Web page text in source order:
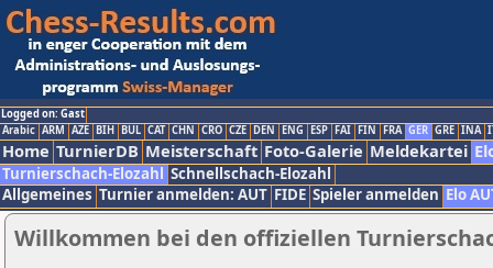
Logged on: Gast
Arabic ARM AZE BIH BUL CAT CHN CRO CZE DEN ENG ESP FAI FIN FRA GER GRE INA
Home TurnierDB Meisterschaft Foto-Galerie Meldekartei
Turnierschach-Elozahl Schnellschach-Elozahl
Allgemeines Turnier anmelden: AUT FIDE Spieler anmelden Elo
Willkommen bei den offiziellen